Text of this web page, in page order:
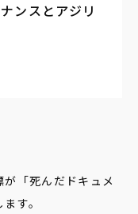
ンスとアジリ
「死んだドキュメ
す。